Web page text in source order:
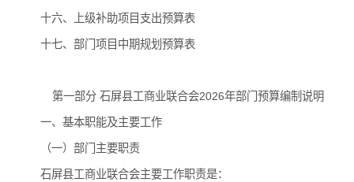
十六、上级补助项目支出预算表
十七、部门项目中期规划预算表
第一部分 石屏县工商业联合会2026年部门预算编制说明
一、基本职能及主要工作
（一）部门主要职责
石屏县工商业联合会主要工作职责是：